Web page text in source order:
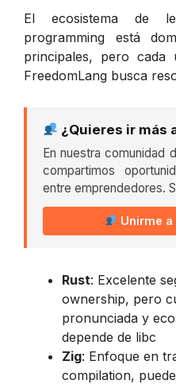
El ecosistema de
programming está
principales, pero cada
FreedomLang busca
¿Quieres ir más
En nuestra comunidad
compartimos
entre emprendedores.
Unirme
Rust: Excelente
ownership, pero
pronunciada y
depende de libc
Zig: Enfoque en
compilation,